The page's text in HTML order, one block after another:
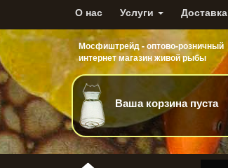
О нас Услуги Доставка
Мосфиштрейд - оптово-розничный
интернет магазин живой рыбы
Ваша корзина пуста